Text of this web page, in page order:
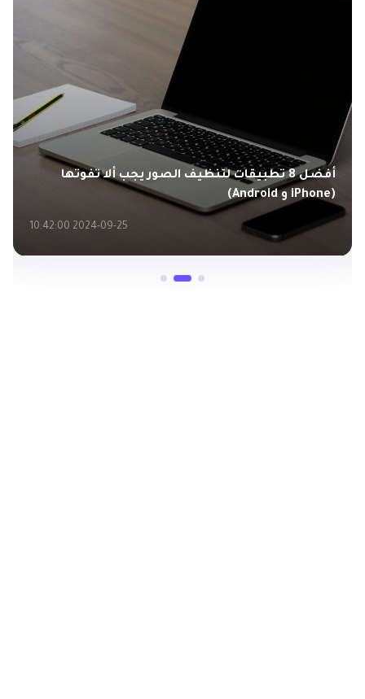
أفضل 8 تطبيقات لتنظيف الصور يجب ألا تفوتها
(iPhone و Android)
2024-09-25 10:42:00